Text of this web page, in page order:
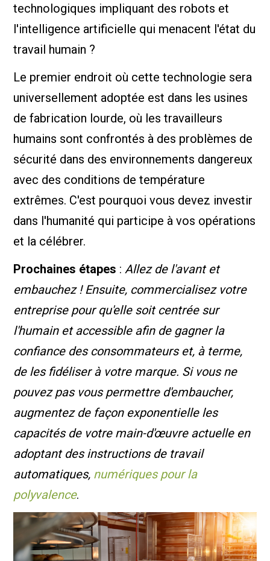
technologiques impliquant des robots et
l'intelligence artificielle qui menacent l'état du
travail humain ?
Le premier endroit où cette technologie sera
universellement adoptée est dans les usines
de fabrication lourde, où les travailleurs
humains sont confrontés à des problèmes de
sécurité dans des environnements dangereux
avec des conditions de température
extrêmes. C'est pourquoi vous devez investir
dans l'humanité qui participe à vos opérations
et la célébrer.
Prochaines étapes : Allez de l'avant et
embauchez ! Ensuite, commercialisez votre
entreprise pour qu'elle soit centrée sur
l'humain et accessible afin de gagner la
confiance des consommateurs et, à terme,
de les fidéliser à votre marque. Si vous ne
pouvez pas vous permettre d'embaucher,
augmentez de façon exponentielle les
capacités de votre main-d'œuvre actuelle en
adoptant des instructions de travail
automatiques, numériques pour la
polyvalence.